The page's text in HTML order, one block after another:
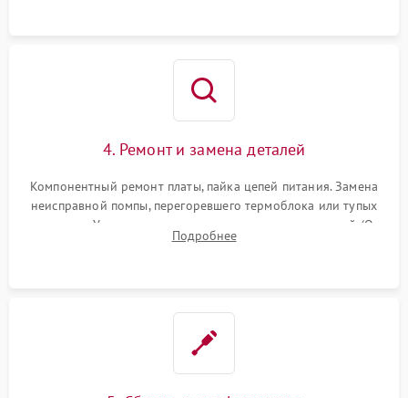
4. Ремонт и замена деталей
Компонентный ремонт платы, пайка цепей питания. Замена
неисправной помпы, перегоревшего термоблока или тупых
жерновов. Установка новых силиконовых уплотнителей (O-
ring) и тефлоновых трубок для надежного устранения
Подробнее